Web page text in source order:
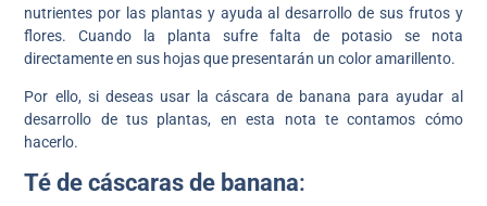
nutrientes por las plantas y ayuda al desarrollo de sus frutos y
flores. Cuando la planta sufre falta de potasio se nota
directamente en sus hojas que presentarán un color amarillento.
Por ello, si deseas usar la cáscara de banana para ayudar al
desarrollo de tus plantas, en esta nota te contamos cómo
hacerlo.
Té de cáscaras de banana: